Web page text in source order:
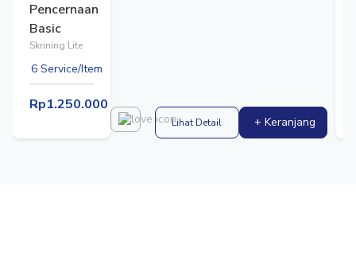
Pencernaan
Basic
Skrining Lite
6 Service/Item
Rp1.250.000
Lihat Detail + Keranjang